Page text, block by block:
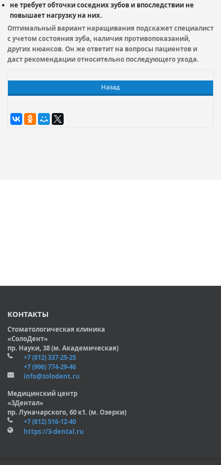
не требует обточки соседних зубов и впоследствии не
повышает нагрузку на них.
Оптимальный вариант наращивания подскажет специалист
с учетом состояния зуба, наличия противопоказаний,
других нюансов. Он же ответит на вопросы пациентов и
даст рекомендации относительно последующего ухода.
Назад
КОНТАКТЫ
Стоматологическая клиника
«СолоДент»
пр. Науки, 38 (м. Академическая)
+7 (812) 337-25-25
+7 (996) 774-29-46
info@solodent.ru
Медицинский центр
«3Дентал»
пр. Луначарского, 60 к1. (м. Озерки)
+7 (812) 516-12-40
https://3-dental.ru